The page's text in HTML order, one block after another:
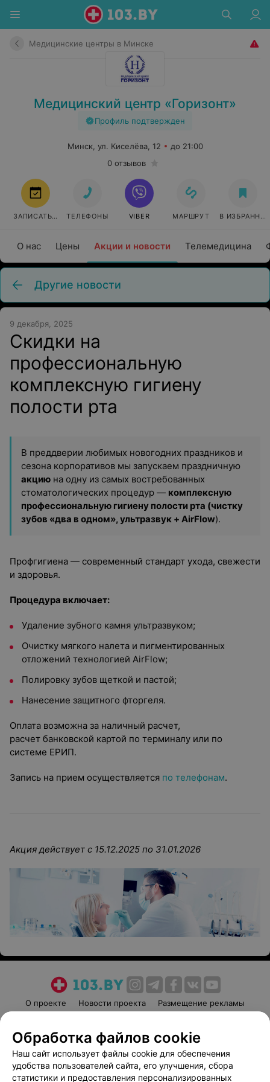
Медицинские центры в Минске
Медицинский центр «Горизонт»
Профиль подтвержден
О нас Цены Акции и новости Телемедицина
Минск, ул. Киселёва, 12
до 21:00
0 отзывов
ЗАПИСАТЬСЯ ТЕЛЕФОНЫ VIBER МАРШРУТ В ИЗБРАННОЕ
Другие новости
9 декабря, 2025
Cкидки на
профессиональную
комплексную гигиену
полости рта
В преддверии любимых новогодних праздников и
сезона корпоративов мы запускаем праздничную
акцию на одну из самых востребованных
стоматологических процедур — комплексную
профессиональную гигиену полости рта (чистку
зубов «два в одном», ультразвук + AirFlow).
Профгигиена — современный стандарт ухода, свежести
и здоровья.
Процедура включает:
Удаление зубного камня ультразвуком;
Очистку мягкого налета и пигментированных
отложений технологией AirFlow;
Полировку зубов щеткой и пастой;
Нанесение защитного фторгеля.
Оплата возможна за наличный расчет,
расчет банковской картой по терминалу или по
системе ЕРИП.
Запись на прием осуществляется по телефонам.
Акция действует с 15.12.2025 по 31.01.2026
О проекте Новости проекта
Размещение рекламы
Пользовательское соглашение
Способы оплаты
Вакансии
Партнеры
Написать руководителю 103.by
Обработка файлов cookie
Наш сайт использует файлы cookie для обеспечения
удобства пользователей сайта, его улучшения, сбора
статистики и предоставления персонализированных